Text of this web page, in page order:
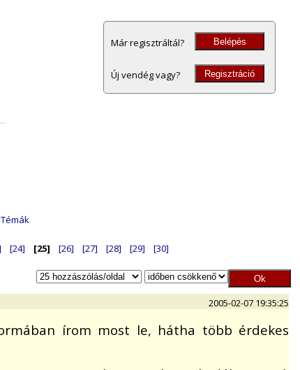
Már regisztráltál? Belépés
Új vendég vagy? Regisztráció
Témák
[24] [25] [26] [27] [28] [29] [30]
2005-02-07 19:35:25
írom most le, hátha több érdekes